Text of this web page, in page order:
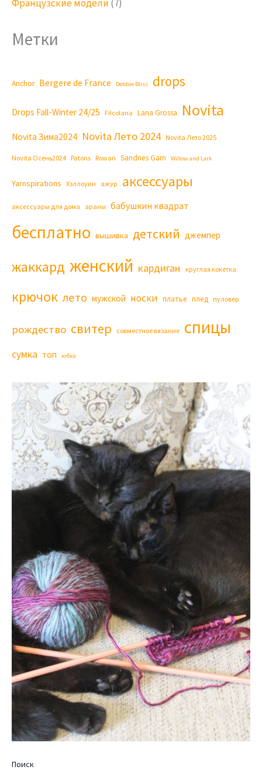
Французские модели (7)
Метки
Anchor Bergere de France Debbie Bliss drops
Drops Fall-Winter 24/25 Filcolana Lana Grossa Novita
Novita Зима2024 Novita Лето 2024 Novita Лето 2025
Novita Осень2024 Patons Rowan Sandnes Garn Willow and Lark
Yarnspirations Хэллоуин ажур аксессуары
аксессуары для дома араны бабушкин квадрат
бесплатно вышивка детский джемпер
жаккард женский кардиган круглая кокетка
крючок лето мужской носки платье плед пуловер
рождество свитер совместное вязание спицы
сумка топ юбка
Поиск